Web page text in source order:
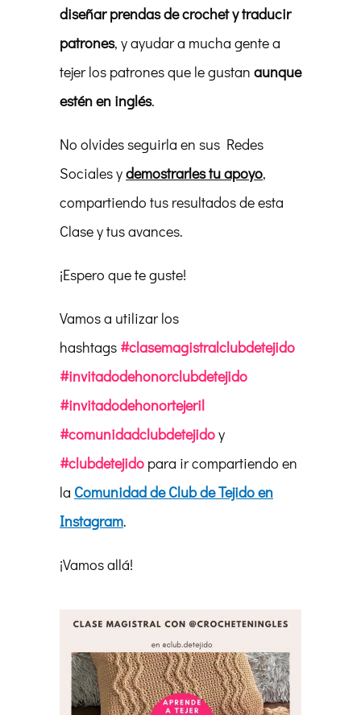
diseñar prendas de crochet y traducir
patrones, y ayudar a mucha gente a
tejer los patrones que le gustan aunque
estén en inglés.
No olvides seguirla en sus Redes
Sociales ydemostrarles tu apoyo,
compartiendo tus resultados de esta
Clase y tus avances.
¡Espero que te guste!
Vamos a utilizar los
hashtags #clasemagistralclubdetejido
#invitadodehonorclubdetejido
#invitadodehonortejeril
#comunidadclubdetejidoy
#clubdetejido para ir compartiendo en
la Comunidad de Club de Tejido en
Instagram.
¡Vamos allá!